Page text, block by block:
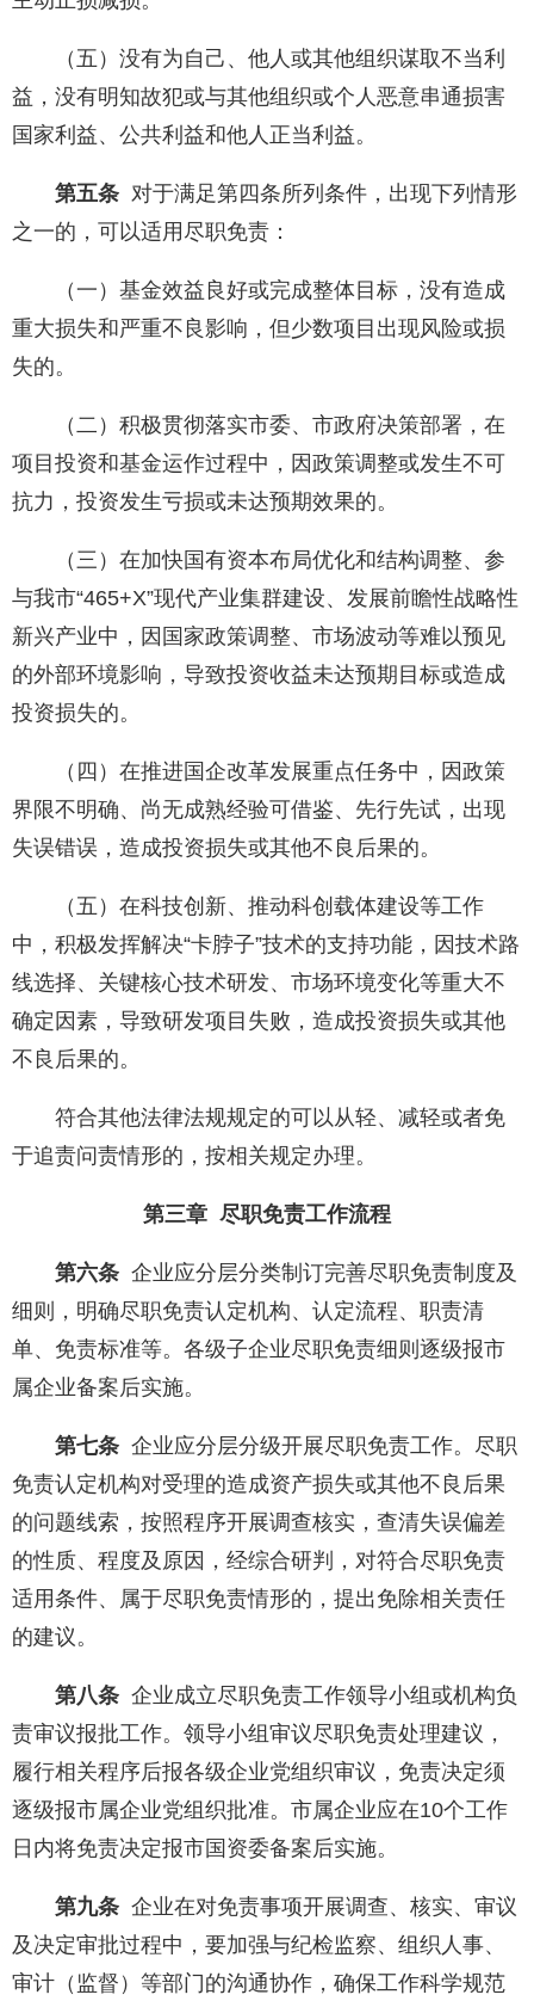
（五）没有为自己、他人或其他组织谋取不当利
益，没有明知故犯或与其他组织或个人恶意串通损害
国家利益、公共利益和他人正当利益。
第五条 对于满足第四条所列条件，出现下列情形
之一的，可以适用尽职免责：
（一）基金效益良好或完成整体目标，没有造成
重大损失和严重不良影响，但少数项目出现风险或损
失的。
（二）积极贯彻落实市委、市政府决策部署，在
项目投资和基金运作过程中，因政策调整或发生不可
抗力，投资发生亏损或未达预期效果的。
（三）在加快国有资本布局优化和结构调整、参
与我市“465+X”现代产业集群建设、发展前瞻性战略性
新兴产业中，因国家政策调整、市场波动等难以预见
的外部环境影响，导致投资收益未达预期目标或造成
投资损失的。
（四）在推进国企改革发展重点任务中，因政策
界限不明确、尚无成熟经验可借鉴、先行先试，出现
失误错误，造成投资损失或其他不良后果的。
（五）在科技创新、推动科创载体建设等工作
中，积极发挥解决“卡脖子”技术的支持功能，因技术路
线选择、关键核心技术研发、市场环境变化等重大不
确定因素，导致研发项目失败，造成投资损失或其他
不良后果的。
符合其他法律法规规定的可以从轻、减轻或者免
于追责问责情形的，按相关规定办理。
第三章 尽职免责工作流程
第六条 企业应分层分类制订完善尽职免责制度及
细则，明确尽职免责认定机构、认定流程、职责清
单、免责标准等。各级子企业尽职免责细则逐级报市
属企业备案后实施。
第七条 企业应分层分级开展尽职免责工作。尽职
免责认定机构对受理的造成资产损失或其他不良后果
的问题线索，按照程序开展调查核实，查清失误偏差
的性质、程度及原因，经综合研判，对符合尽职免责
适用条件、属于尽职免责情形的，提出免除相关责任
的建议。
第八条 企业成立尽职免责工作领导小组或机构负
责审议报批工作。领导小组审议尽职免责处理建议，
履行相关程序后报各级企业党组织审议，免责决定须
逐级报市属企业党组织批准。市属企业应在10个工作
日内将免责决定报市国资委备案后实施。
第九条 企业在对免责事项开展调查、核实、审议
及决定审批过程中，要加强与纪检监察、组织人事、
审计（监督）等部门的沟通协作，确保工作科学规范